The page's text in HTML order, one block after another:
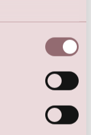
1 - 5 5